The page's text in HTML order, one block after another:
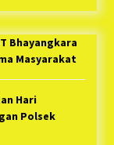
Bhayangkara
Masyarakat
Hari
Polsek